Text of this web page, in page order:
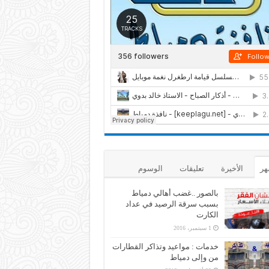
الأخيرة تعليقات الوسوم
بالصور ..غضب أهالي دمياط
بسبب سرقة الرصيد في عداد
الكارت
1 سبتمبر، 2016
خدمات : مواعيد وتذاكر القطارات
من وإلى دمياط